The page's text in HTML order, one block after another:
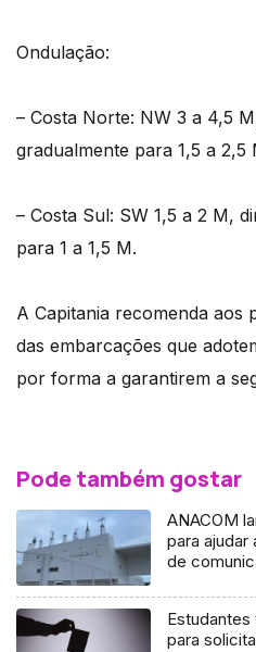
Ondulação:
– Costa Norte: NW 3 a 4,5
gradualmente para 1,5 a 2,5
– Costa Sul: SW 1,5 a 2 M,
para 1 a 1,5 M.
A Capitania recomenda aos
das embarcações que
por forma a garantirem a
Pode também gostar
ANACOM
para ajudar
de
para